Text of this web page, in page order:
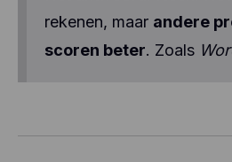
rekenen, maar andere
scoren beter. Zoals